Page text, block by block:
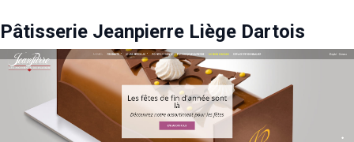
Pâtisserie Jeanpierre Liège Dartois